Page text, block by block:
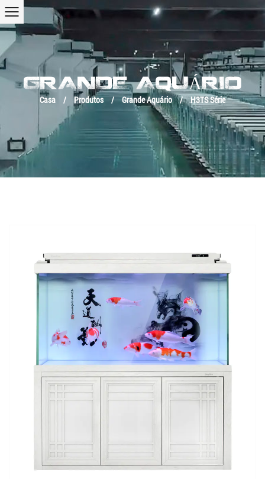
GRANDE AQUÁRIO
Casa / Produtos / Grande Aquário / H3TS Série